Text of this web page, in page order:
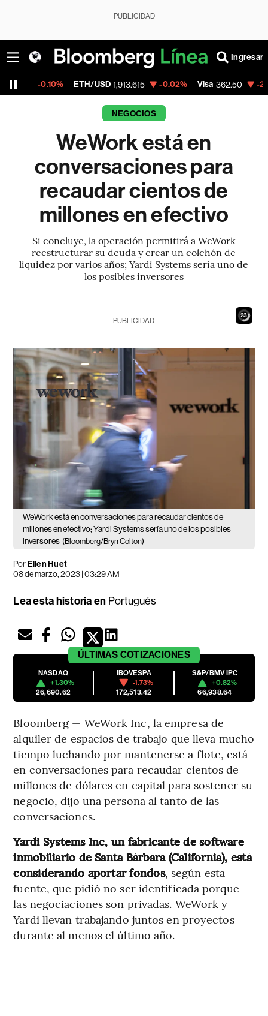
PUBLICIDAD
Ingresar
ETH/USD 1,913.615 -0.02% Visa 362.50 -2.15%
NEGOCIOS
WeWork está en
conversaciones para
recaudar cientos de
millones en efectivo
Si concluye, la operación permitirá a WeWork
reestructurar su deuda y crear un colchón de
liquidez por varios años; Yardi Systems sería uno de
los posibles inversores
21
PUBLICIDAD
WeWork está en conversaciones para recaudar cientos de
millones en efectivo; Yardi Systems sería uno de los posibles
inversores (Bloomberg/Bryn Colton)
PorEllen Huet
08 de marzo, 2023 | 03:29 AM
Lea esta historia en Portugués
ÚLTIMAS COTIZACIONES
NASDAQ
+1.30%
26,690.62
IBOVESPA
-1.73%
172,513.42
S&P/BMV IPC
+0.82%
66,938.64
Bloomberg — WeWork Inc, la empresa de
alquiler de espacios de trabajo que lleva mucho
tiempo luchando por mantenerse a flote, está
en conversaciones para recaudar cientos de
millones de dólares en capital para sostener su
negocio, dijo una persona al tanto de las
conversaciones.
Yardi Systems Inc, un fabricante de software
inmobiliario de Santa Bárbara (California), está
considerando aportar fondos, según esta
fuente, que pidió no ser identificada porque
las negociaciones son privadas. WeWork y
Yardi llevan trabajando juntos en proyectos
durante al menos el último año.